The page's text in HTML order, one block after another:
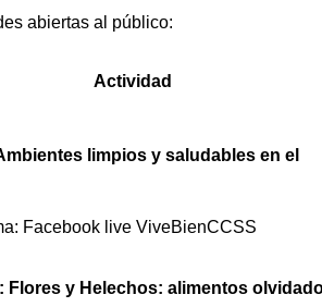
abiertas al público:
Actividad
limpios y saludables en el
Facebook live ViveBienCCSS
Flores y Helechos: alimentos